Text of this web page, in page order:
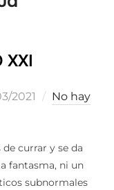
XXI
2021
No hay
de currar y se da
fantasma, ni un
subnormales